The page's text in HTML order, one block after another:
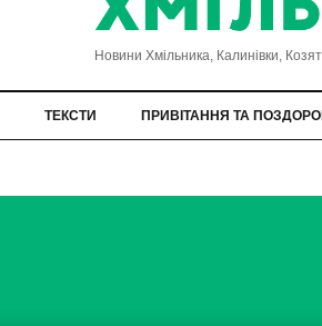
Новини Хмільника, Калинівки,
ТЕКСТИ ПРИВІТАННЯ ТА